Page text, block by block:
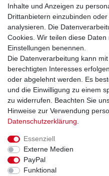
Rechtliche Informationen
Widerrufsrecht
Widerrufsformular
Datenschutzerklärung
AGB
Impressum
Vertrag
Zahlungsarten
Kreditkarte
Lastschrift
Apple Pay
Google Pay
Inhalte und Anzeigen zu
Drittanbietern einzubinden
analysieren. Die
Cookies. Wir teilen diese
Einstellungen benennen.
Die Datenverarbeitung kann
berechtigten Interesses
oder abgelehnt werden. Es
und die Einwilligung zu einem
zu widerrufen. Beachten Sie
Hinweise zur Verwendung
Daten­schutz­erklärung
Essenziell
Externe Medien
PayPal
Funktional